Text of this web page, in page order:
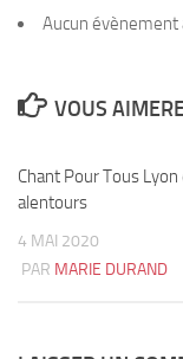
Aucun
VOUS
Chant Pour Tous Lyon
alentours
4 MAI 2020
PAR MARIE DURAND